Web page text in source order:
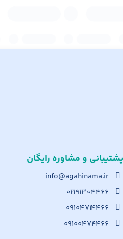
پشتیبانی و مشاوره رایگان
info@agahinama.ir
۰۲۱۹۱۳۰۴۴۶۶
۰۹۱۰۴۷۱۴۴۶۶
۰۹۱۰۰۴۷۴۴۶۶